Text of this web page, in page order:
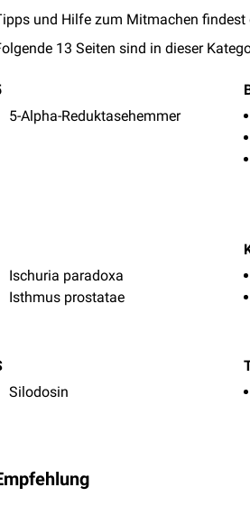
und Hilfe zum Mitmachen findest
13 Seiten sind in dieser
5-Alpha-Reduktasehemmer
Ischuria paradoxa
Isthmus prostatae
Silodosin